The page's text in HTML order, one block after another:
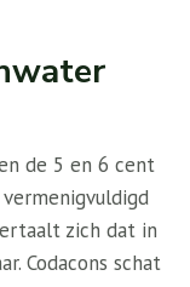
de 5 en 6 cent
zich dat in
Codacons schat